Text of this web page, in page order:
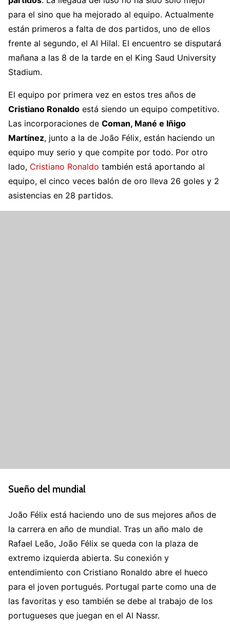
para el sino que ha mejorado al equipo. Actualmente
están primeros a falta de dos partidos, uno de ellos
frente al segundo, el Al Hilal. El encuentro se disputará
mañana a las 8 de la tarde en el King Saud University
Stadium.
El equipo por primera vez en estos tres años de
Cristiano Ronaldo está siendo un equipo competitivo.
Las incorporaciones de Coman, Mané e Iñigo
Martínez, junto a la de João Félix, están haciendo un
equipo muy serio y que compite por todo. Por otro
lado, Cristiano Ronaldo también está aportando al
equipo, el cinco veces balón de oro lleva 26 goles y 2
asistencias en 28 partidos.
Sueño del mundial
João Félix está haciendo uno de sus mejores años de
la carrera en año de mundial. Tras un año malo de
Rafael Leão, João Félix se queda con la plaza de
extremo izquierda abierta. Su conexión y
entendimiento con Cristiano Ronaldo abre el hueco
para el joven portugués. Portugal parte como una de
las favoritas y eso también se debe al trabajo de los
portugueses que juegan en el Al Nassr.